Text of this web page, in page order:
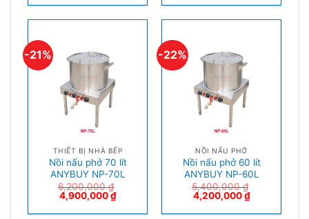
-21%
THIẾT BỊ NHÀ BẾP
Nồi nấu phở 70 lít
ANYBUY NP-70L
6,200,000₫
4,900,000₫
-22%
NỒI NẤU PHỞ
Nồi nấu phở 60 lít
ANYBUY NP-60L
5,400,000₫
4,200,000₫